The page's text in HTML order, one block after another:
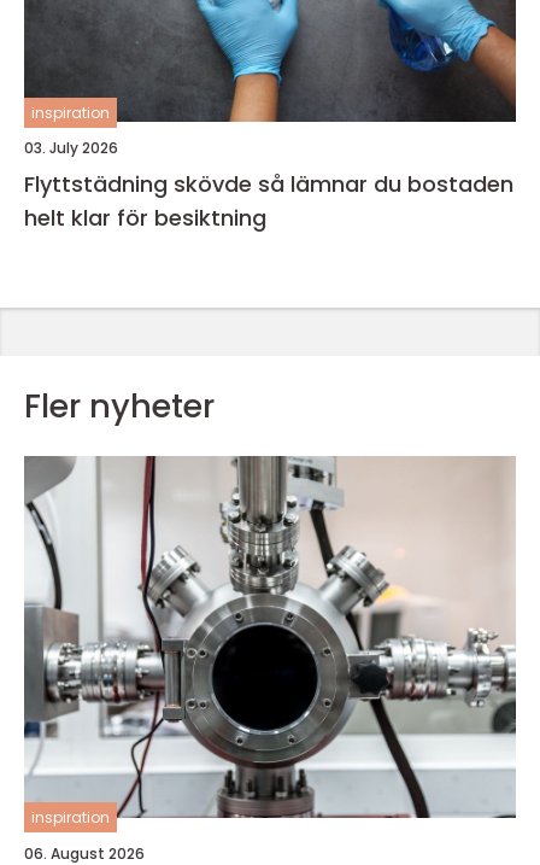
inspiration
03. July 2026
Flyttstädning skövde så lämnar du bostaden
helt klar för besiktning
Fler nyheter
inspiration
06. August 2026